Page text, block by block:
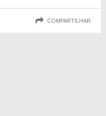
COMPARTILHAR